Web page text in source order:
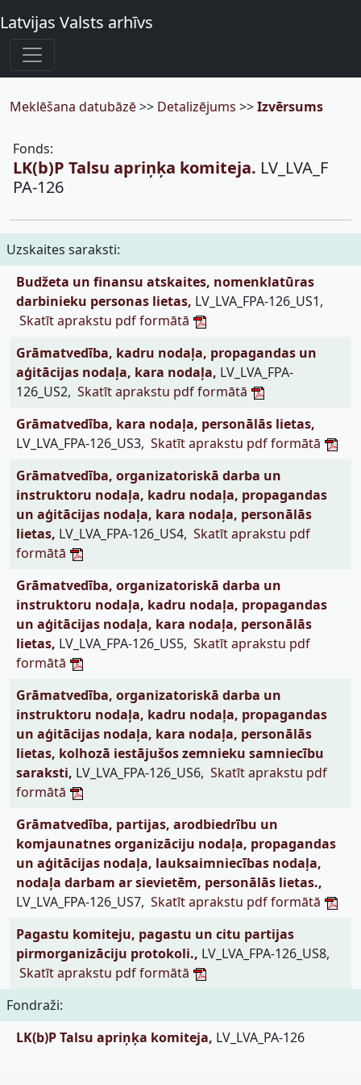
Latvijas Valsts arhīvs
Meklēšana datubāzē>> Detalizējums >>Izvērsums
Fonds:
LK(b)P Talsu apriņķa komiteja. LV_LVA_F
PA-126
Uzskaites saraksti:
Budžeta un finansu atskaites, nomenklatūras
darbinieku personas lietas, LV_LVA_FPA-126_US1,
Skatīt aprakstu pdf formātā
Grāmatvedība, kadru nodaļa, propagandas un
aģitācijas nodaļa, kara nodaļa, LV_LVA_FPA-
126_US2, Skatīt aprakstu pdf formātā
Grāmatvedība, kara nodaļa, personālās lietas,
LV_LVA_FPA-126_US3, Skatīt aprakstu pdf formātā
Grāmatvedība, organizatoriskā darba un
instruktoru nodaļa, kadru nodaļa, propagandas
un aģitācijas nodaļa, kara nodaļa, personālās
lietas, LV_LVA_FPA-126_US4, Skatīt aprakstu pdf
formātā
Grāmatvedība, organizatoriskā darba un
instruktoru nodaļa, kadru nodaļa, propagandas
un aģitācijas nodaļa, kara nodaļa, personālās
lietas, LV_LVA_FPA-126_US5, Skatīt aprakstu pdf
formātā
Grāmatvedība, organizatoriskā darba un
instruktoru nodaļa, kadru nodaļa, propagandas
un aģitācijas nodaļa, kara nodaļa, personālās
lietas, kolhozā iestājušos zemnieku samniecību
saraksti, LV_LVA_FPA-126_US6, Skatīt aprakstu pdf
formātā
Grāmatvedība, partijas, arodbiedrību un
komjaunatnes organizāciju nodaļa, propagandas
un aģitācijas nodaļa, lauksaimniecības nodaļa,
nodaļa darbam ar sievietēm, personālās lietas.,
LV_LVA_FPA-126_US7, Skatīt aprakstu pdf formātā
Pagastu komiteju, pagastu un citu partijas
pirmorganizāciju protokoli., LV_LVA_FPA-126_US8,
Skatīt aprakstu pdf formātā
Fondraži:
LK(b)P Talsu apriņķa komiteja, LV_LVA_PA-126